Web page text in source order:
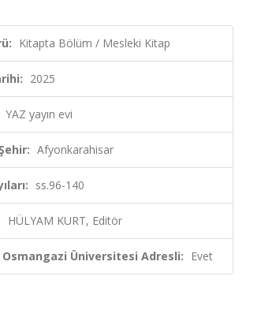
Kitapta Bölüm / Mesleki Kitap
2025
YAZ yayın evi
Afyonkarahisar
ss.96-140
HÜLYAM KURT, Editör
Osmangazi Üniversitesi Adresli: Evet